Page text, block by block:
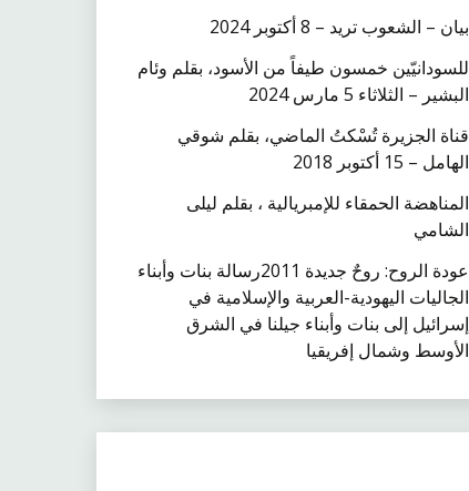
بيان – الشعوب تريد – 8 أكتوبر 2024
للسودانيّين خمسون طيفاً من الأسود، بقلم وئام
البشير – الثلاثاء 5 مارس 2024
قناة الجزيرة تُسْكتُ الماضي، بقلم شوقي
الهامل – 15 أكتوبر 2018
المناهضة الحمقاء للإمبريالية ، بقلم ليلى
الشامي
عودة الروح: روحٌ جديدة 2011رسالة بنات وأبناء
الجاليات اليهودية-العربية والإسلامية في
إسرائيل إلى بنات وأبناء جيلنا في الشرق
الأوسط وشمال إفريقيا